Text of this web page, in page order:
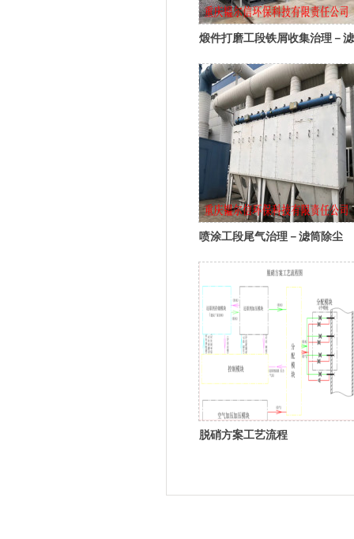
煅件打磨工段铁屑收集治理－滤
喷涂工段尾气治理－滤筒除尘
脱硝方案工艺流程